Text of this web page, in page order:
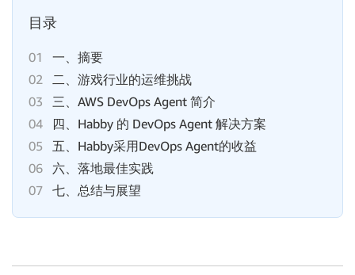
目录
01
一、摘要
02 二、游戏行业的运维挑战
03
三、AWS DevOps Agent 简介
04
四、Habby 的 DevOps Agent 解决方案
05
五、Habby采用DevOps Agent的收益
06
六、落地最佳实践
07 七、总结与展望